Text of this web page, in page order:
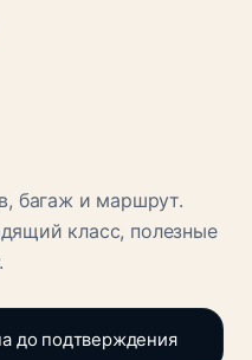
багаж и маршрут.
класс, полезные
до подтверждения